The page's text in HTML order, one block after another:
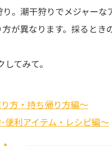
。潮干狩りでメジャーな
が異なります。採るとき
てみて。
方・持ち帰り方編～
便利アイテム・レシピ編～